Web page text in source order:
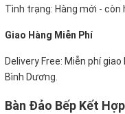
Tình trạng: Hàng mới - còn
Giao Hàng Miễn Phí
Delivery Free: Miễn phí giao
Bình Dương.
Bàn Đảo Bếp Kết